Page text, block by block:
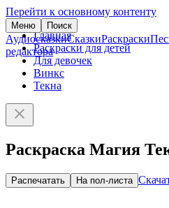
Перейти к основному контенту
Меню Поиск
АудиосказкиСказкиРаскраски
редактора
Главная
Раскраски для детей
Для девочек
Винкс
Текна
Раскраска Магия
Распечатать На пол-листа